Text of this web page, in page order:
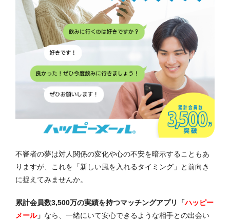
不審者の夢は対人関係の変化や心の不安を暗示することもあ
りますが、これを「新しい風を入れるタイミング」と前向き
に捉えてみませんか。
累計会員数3,500万の実績を持つマッチングアプリ「ハッピー
メール」 なら、一緒にいて安心できるような相手との出会い